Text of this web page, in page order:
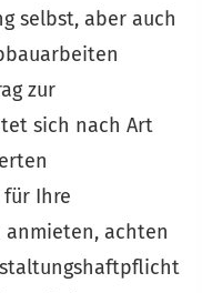
selbst, aber auch
zur
sich nach Art
für Ihre
achten